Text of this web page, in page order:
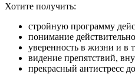
Хотите получить:
стройную программу
понимание
уверенность в жизни и в
видение препятствий,
прекрасный антистресс